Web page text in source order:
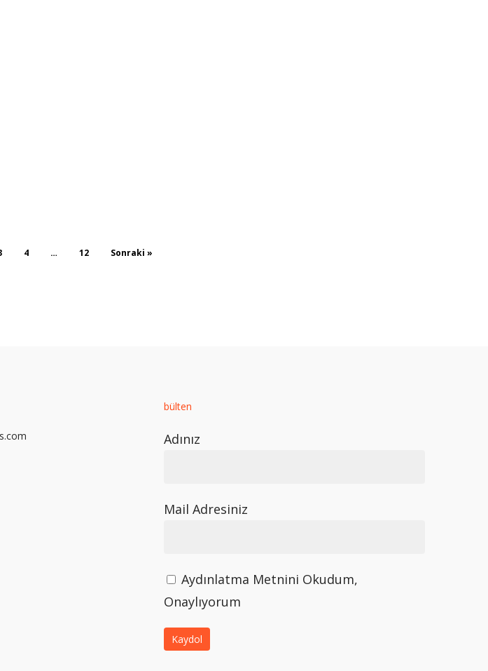
4 … 12 Sonraki »
bülten
Adınız
Mail Adresiniz
Aydınlatma Metnini Okudum,
Onaylıyorum